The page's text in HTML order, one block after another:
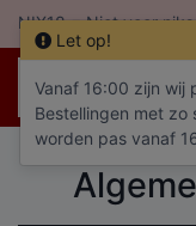
NIX18 = Niet voor niks
Let op!
Vanaf 16:00 zijn wij
Bestellingen met zo
worden pas vanaf